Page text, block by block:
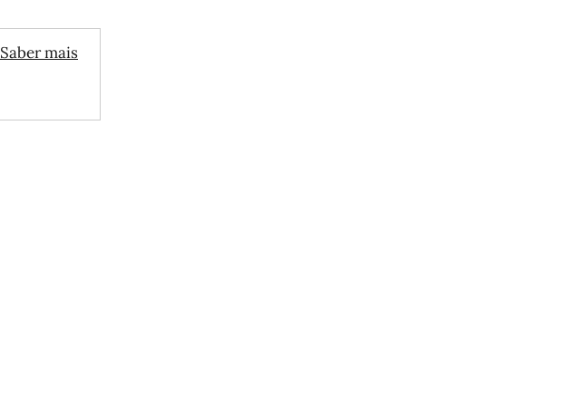
Saber mais